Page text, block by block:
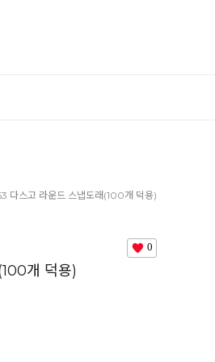
다스고 라운드 스냅도래(100개 덕용)
0
개 덕용)